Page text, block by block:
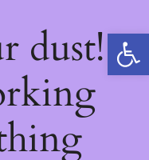
Ανοίξτε τη γραμμή εργαλείων
dust!